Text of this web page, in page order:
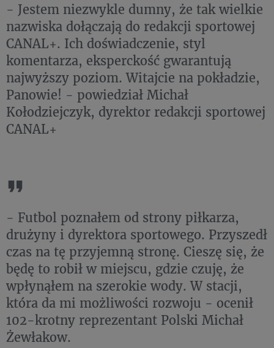
- Jestem niezwykle dumny, że tak wielkie
nazwiska dołączają do redakcji sportowej
CANAL+. Ich doświadczenie, styl
komentarza, eksperckość gwarantują
najwyższy poziom. Witajcie na pokładzie,
Panowie! - powiedział Michał
Kołodziejczyk, dyrektor redakcji sportowej
CANAL+
- Futbol poznałem od strony piłkarza,
drużyny i dyrektora sportowego. Przyszedł
czas na tę przyjemną stronę. Cieszę się, że
będę to robił w miejscu, gdzie czuję, że
wpłynąłem na szerokie wody. W stacji,
która da mi możliwości rozwoju - ocenił
102-krotny reprezentant Polski Michał
Żewłakow.